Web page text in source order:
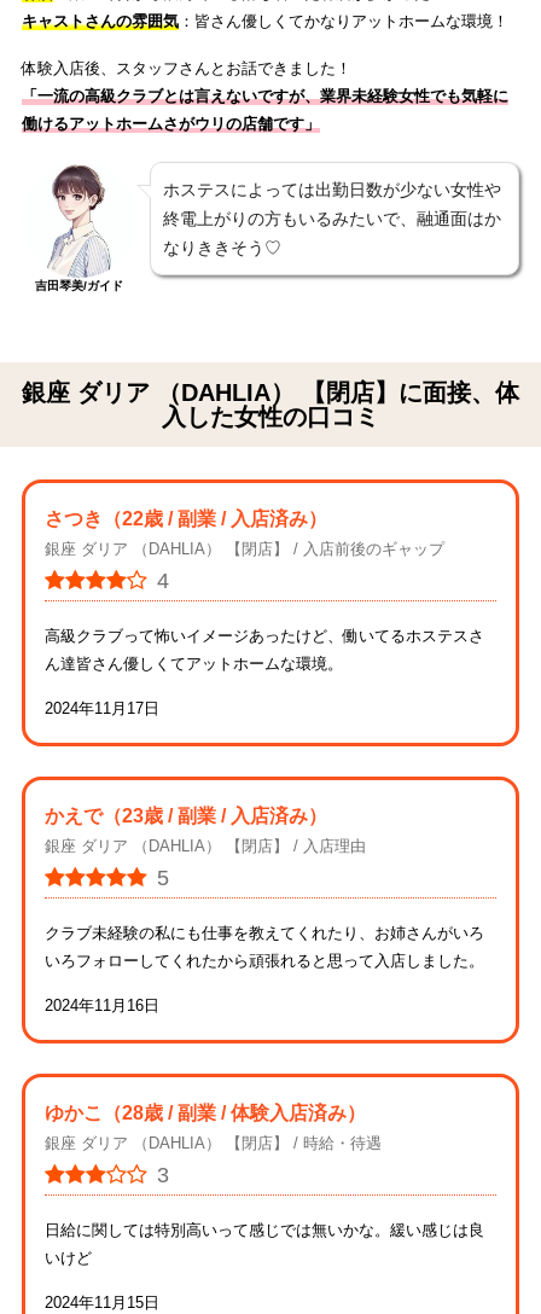
キャストさんの雰囲気：皆さん優しくてかなりアットホームな環境！
体験入店後、スタッフさんとお話できました！
「一流の高級クラブとは言えないですが、業界未経験女性でも気軽に
働けるアットホームさがウリの店舗です」
吉田琴美/ガイド
ホステスによっては出勤日数が少ない女性や
終電上がりの方もいるみたいで、融通面はか
なりききそう♡
銀座 ダリア （DAHLIA） 【閉店】に面接、体
入した女性の口コミ
さつき （22歳 / 副業 / 入店済み）
銀座 ダリア （DAHLIA） 【閉店】 入店前後のギャップ
4
高級クラブって怖いイメージあったけど、働いてるホステスさ
ん達皆さん優しくてアットホームな環境。
2024年11月17日
かえで（23歳 / 副業 / 入店済み）
銀座 ダリア （DAHLIA） 【閉店】 入店理由
5
クラブ未経験の私にも仕事を教えてくれたり、お姉さんがいろ
いろフォローしてくれたから頑張れると思って入店しました。
2024年11月16日
ゆかこ （28歳 / 副業 / 体験入店済み）
銀座 ダリア （DAHLIA） 【閉店】 時給・待遇
3
日給に関しては特別高いって感じでは無いかな。緩い感じは良
いけど
2024年11月15日